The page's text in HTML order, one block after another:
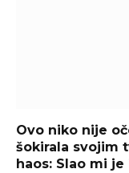
Ovo niko nije
šokirala svojim
haos: Slao mi